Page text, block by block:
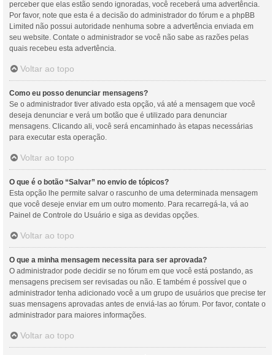
perceber que elas estão sendo ignoradas, você receberá uma advertência.
Por favor, note que esta é a decisão do administrador do fórum e a phpBB
Limited não possui autoridade nenhuma sobre a advertência enviada em
seu website. Contate o administrador se você não sabe as razões pelas
quais recebeu esta advertência.
Voltar ao topo
Como eu posso denunciar mensagens?
Se o administrador tiver ativado esta opção, vá até a mensagem que você
deseja denunciar e verá um botão que é utilizado para denunciar
mensagens. Clicando ali, você será encaminhado às etapas necessárias
para executar esta operação.
Voltar ao topo
O que é o botão “Salvar” no envio de tópicos?
Esta opção lhe permite salvar o rascunho de uma determinada mensagem
que você deseje enviar em um outro momento. Para recarregá-la, vá ao
Painel de Controle do Usuário e siga as devidas opções.
Voltar ao topo
O que a minha mensagem necessita para ser aprovada?
O administrador pode decidir se no fórum em que você está postando, as
mensagens precisem ser revisadas ou não. E também é possível que o
administrador tenha adicionado você a um grupo de usuários que precise ter
suas mensagens aprovadas antes de enviá-las ao fórum. Por favor, contate o
administrador para maiores informações.
Voltar ao topo